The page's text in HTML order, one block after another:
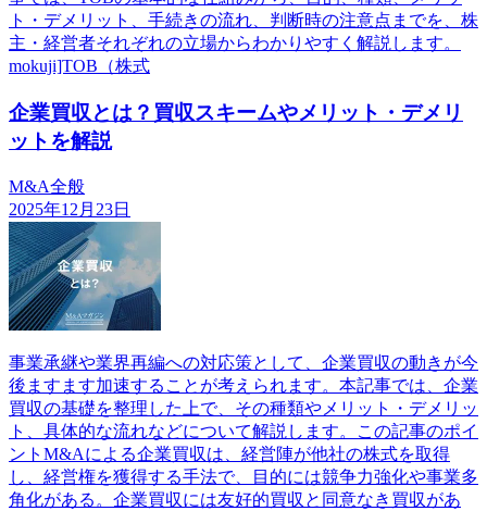
ト・デメリット、手続きの流れ、判断時の注意点までを、株
主・経営者それぞれの立場からわかりやすく解説します。
mokuji]TOB（株式
企業買収とは？買収スキームやメリット・デメリ
ットを解説
M&A全般
2025年12月23日
事業承継や業界再編への対応策として、企業買収の動きが今
後ますます加速することが考えられます。本記事では、企業
買収の基礎を整理した上で、その種類やメリット・デメリッ
ト、具体的な流れなどについて解説します。この記事のポイ
ントM&Aによる企業買収は、経営陣が他社の株式を取得
し、経営権を獲得する手法で、目的には競争力強化や事業多
角化がある。企業買収には友好的買収と同意なき買収があ